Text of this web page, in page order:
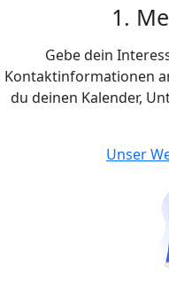
1.
Gebe dein
Kontaktinformationen
du deinen Kalender,
Unser